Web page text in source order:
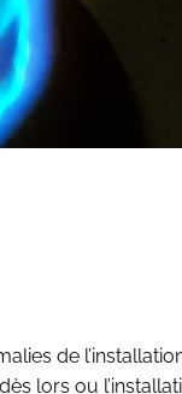
de
lors ou